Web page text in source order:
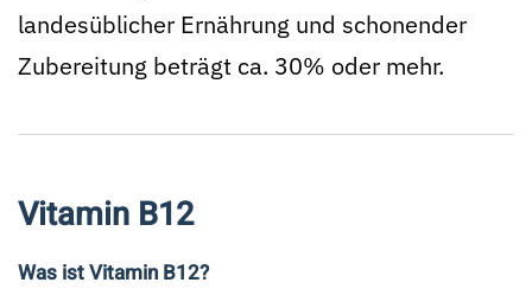
landesüblicher Ernährung und schonender
Zubereitung beträgt ca. 30% oder mehr.
Vitamin B12
Was ist Vitamin B12?